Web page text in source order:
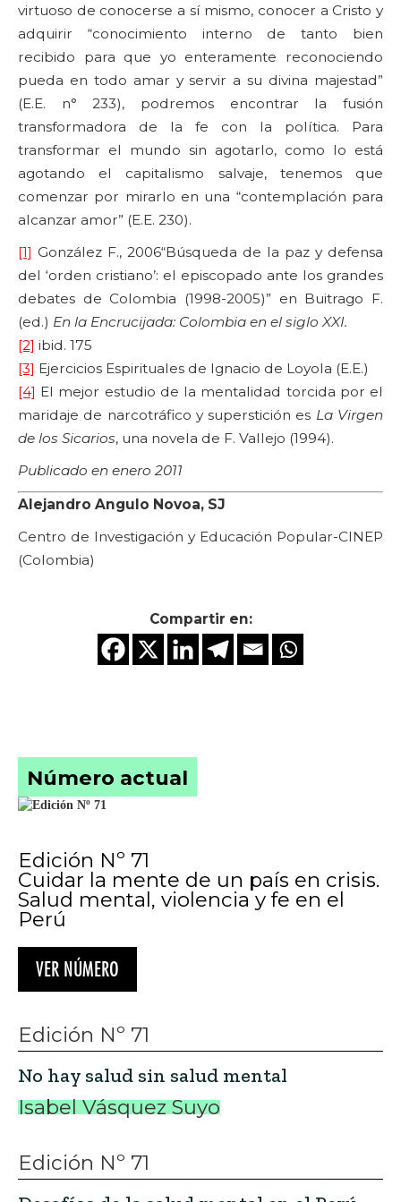
virtuoso de conocerse a sí mismo, conocer a Cristo y
adquirir “conocimiento interno de tanto bien
recibido para que yo enteramente reconociendo
pueda en todo amar y servir a su divina majestad”
(E.E. n° 233), podremos encontrar la fusión
transformadora de la fe con la política. Para
transformar el mundo sin agotarlo, como lo está
agotando el capitalismo salvaje, tenemos que
comenzar por mirarlo en una “contemplación para
alcanzar amor” (E.E. 230).
[1] González F., 2006“Búsqueda de la paz y defensa
del ‘orden cristiano’: el episcopado ante los grandes
debates de Colombia (1998-2005)” en Buitrago F.
(ed.) En la Encrucijada: Colombia en el siglo XXI.
[2] ibid. 175
[3] Ejercicios Espirituales de Ignacio de Loyola (E.E.)
[4] El mejor estudio de la mentalidad torcida por el
maridaje de narcotráfico y superstición es La Virgen
de los Sicarios, una novela de F. Vallejo (1994).
Publicado en enero 2011
Alejandro Angulo Novoa, SJ
Centro de Investigación y Educación Popular-CINEP
(Colombia)
Compartir en:
Número actual
Edición Nº 71
Cuidar la mente de un país en crisis.
Salud mental, violencia y fe en el
Perú
VER NÚMERO
Edición Nº 71
No hay salud sin salud mental
Isabel Vásquez Suyo
Edición Nº 71